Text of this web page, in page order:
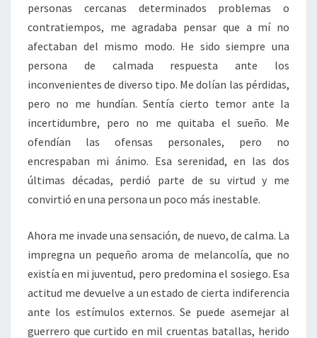
personas cercanas determinados problemas o
contratiempos, me agradaba pensar que a mí no
afectaban del mismo modo. He sido siempre una
persona de calmada respuesta ante los
inconvenientes de diverso tipo. Me dolían las pérdidas,
pero no me hundían. Sentía cierto temor ante la
incertidumbre, pero no me quitaba el sueño. Me
ofendían las ofensas personales, pero no
encrespaban mi ánimo. Esa serenidad, en las dos
últimas décadas, perdió parte de su virtud y me
convirtió en una persona un poco más inestable.
Ahora me invade una sensación, de nuevo, de calma. La
impregna un pequeño aroma de melancolía, que no
existía en mi juventud, pero predomina el sosiego. Esa
actitud me devuelve a un estado de cierta indiferencia
ante los estímulos externos. Se puede asemejar al
guerrero que curtido en mil cruentas batallas, herido